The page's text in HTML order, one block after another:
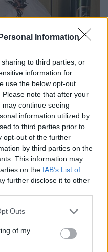
Information
to third parties, or
information for
use the below opt-out
note that after your
continue seeing
information utilized by
to third parties prior to
opt-out of the further
by third parties on the
This information may
on the IAB’s List of
further disclose it to other
Outs
of my
malli
– katso
MP